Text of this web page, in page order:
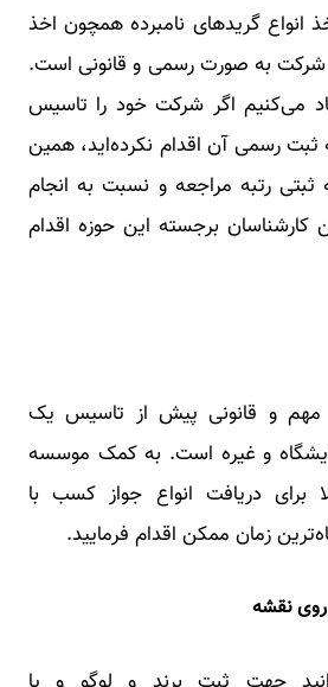
انواع گریدهای نامبرده همچون اخذ
شرکت به صورت رسمی و قانونی است.
می‌کنیم اگر شرکت خود را تاسیس
رسمی آن اقدام نکرده‌اید، همین
رتبه مراجعه و نسبت به انجام
کارشناسان برجسته این حوزه اقدام
مهم و قانونی پیش از تاسیس یک
و غیره است. به کمک موسسه
برای دریافت انواع جواز کسب با
زمان ممکن اقدام فرمایید.
نقشه